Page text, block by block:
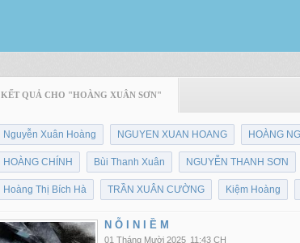
KẾT QUẢ CHO "HOÀNG XUÂN SƠN"
Nguyễn Xuân Hoàng NGUYEN XUAN HOANG HOÀNG
HOÀNG CHÍNH Bùi Thanh Xuân NGUYỄN THANH SƠN
Hoàng Thị Bích Hà TRẦN XUÂN CƯỜNG Kiệm Hoàng
N Ỗ I N I Ề M
01 Tháng Mười 2025 11:43 CH